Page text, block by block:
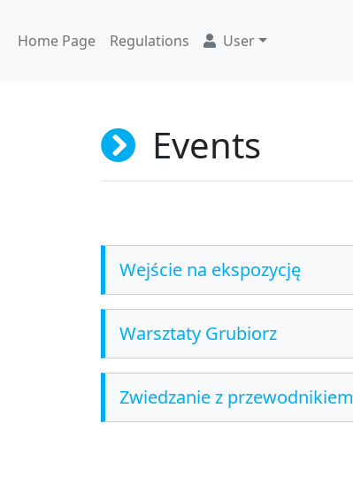
Home Page Regulations User
Events
Wejście na ekspozycję
Warsztaty Grubiorz
Zwiedzanie z przewodnikiem